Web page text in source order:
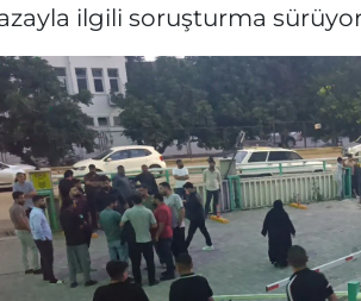
ilgili soruşturma